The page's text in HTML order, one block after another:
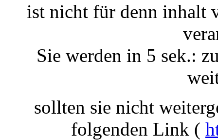
ist nicht für denn inhalt
Sie werden in 5 sek.:
sollten sie nicht
folgenden Link (